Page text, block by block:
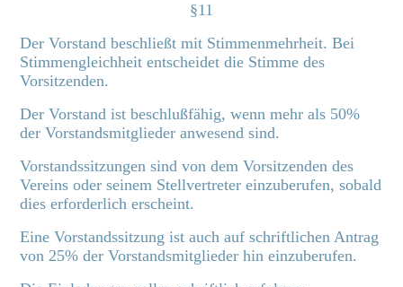
§11
Der Vorstand beschließt mit Stimmenmehrheit. Bei
Stimmengleichheit entscheidet die Stimme des
Vorsitzenden.
Der Vorstand ist beschlußfähig, wenn mehr als 50%
der Vorstandsmitglieder anwesend sind.
Vorstandssitzungen sind von dem Vorsitzenden des
Vereins oder seinem Stellvertreter einzuberufen, sobald
dies erforderlich erscheint.
Eine Vorstandssitzung ist auch auf schriftlichen Antrag
von 25% der Vorstandsmitglieder hin einzuberufen.